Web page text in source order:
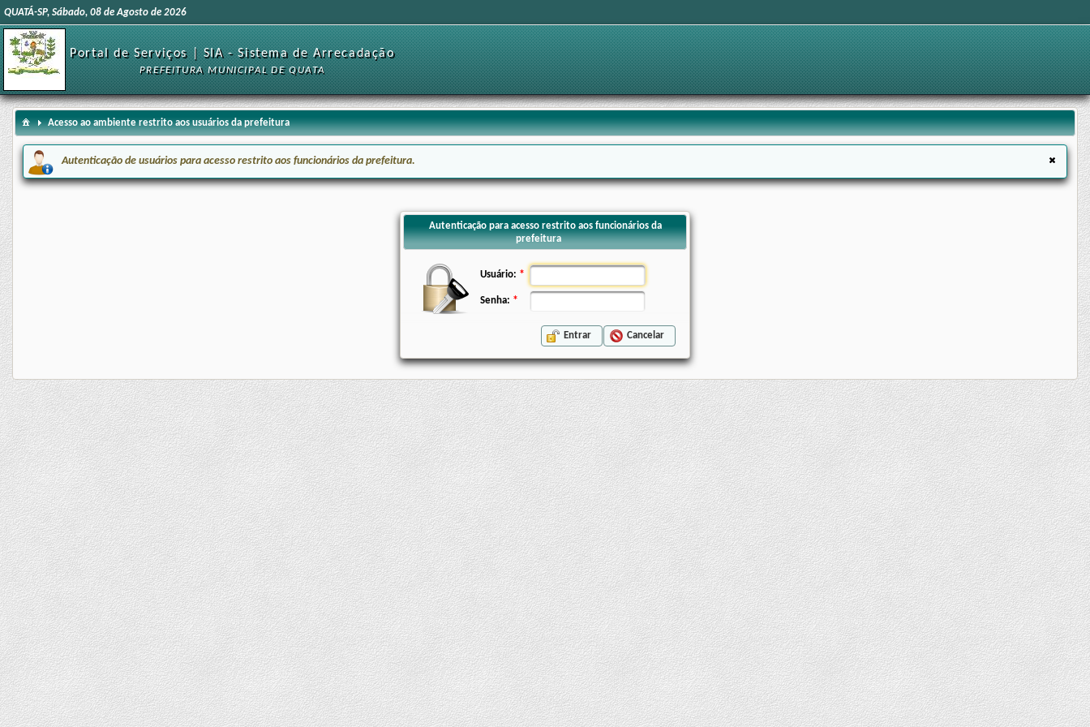
QUATÁ-SP, Sábado, 08 de Agosto de 2026
Portal de Serviços | SIA - Sistema de Arrecadação
PREFEITURA MUNICIPAL DE QUATA
Acesso ao ambiente restrito aos usuários da prefeitura
Autenticação de usuários para acesso restrito aos funcionários da prefeitura.
Autenticação para acesso restrito aos funcionários da
prefeitura
Usuário:
Senha:
Entrar Cancelar